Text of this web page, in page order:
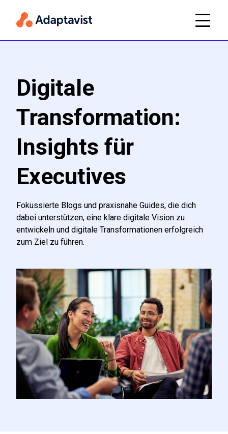
Digitale
Transformation:
Insights für
Executives
Fokussierte Blogs und praxisnahe Guides, die dich
dabei unterstützen, eine klare digitale Vision zu
entwickeln und digitale Transformationen erfolgreich
zum Ziel zu führen.